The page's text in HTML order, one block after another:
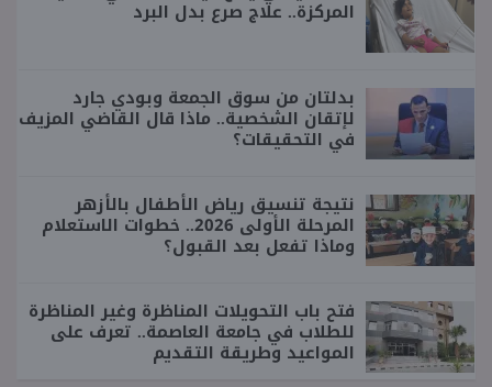
المركزة.. علاج صرع بدل البرد
بدلتان من سوق الجمعة وبودي جارد
لإتقان الشخصية.. ماذا قال القاضي المزيف
في التحقيقات؟
نتيجة تنسيق رياض الأطفال بالأزهر
المرحلة الأولى 2026.. خطوات الاستعلام
وماذا تفعل بعد القبول؟
فتح باب التحويلات المناظرة وغير المناظرة
للطلاب في جامعة العاصمة.. تعرف على
المواعيد وطريقة التقديم